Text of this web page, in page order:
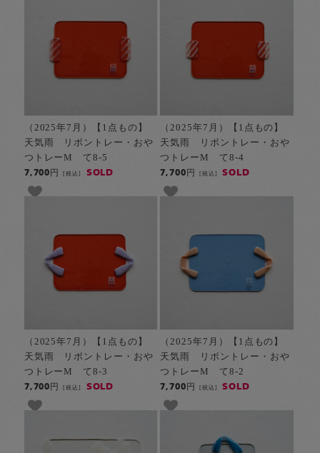
（2025年7月）【1点もの】
天気雨 リボントレー・おや
つトレーM て8-5
7,700円[税込] SOLD
（2025年7月）【1点もの】
天気雨 リボントレー・おや
つトレーM て8-4
7,700円 [税込] SOLD
（2025年7月）【1点もの】
天気雨 リボントレー・おや
つトレーM て8-3
7,700円[税込] SOLD
（2025年7月）【1点もの】
天気雨 リボントレー・おや
つトレーM て8-2
7,700円 [税込] SOLD